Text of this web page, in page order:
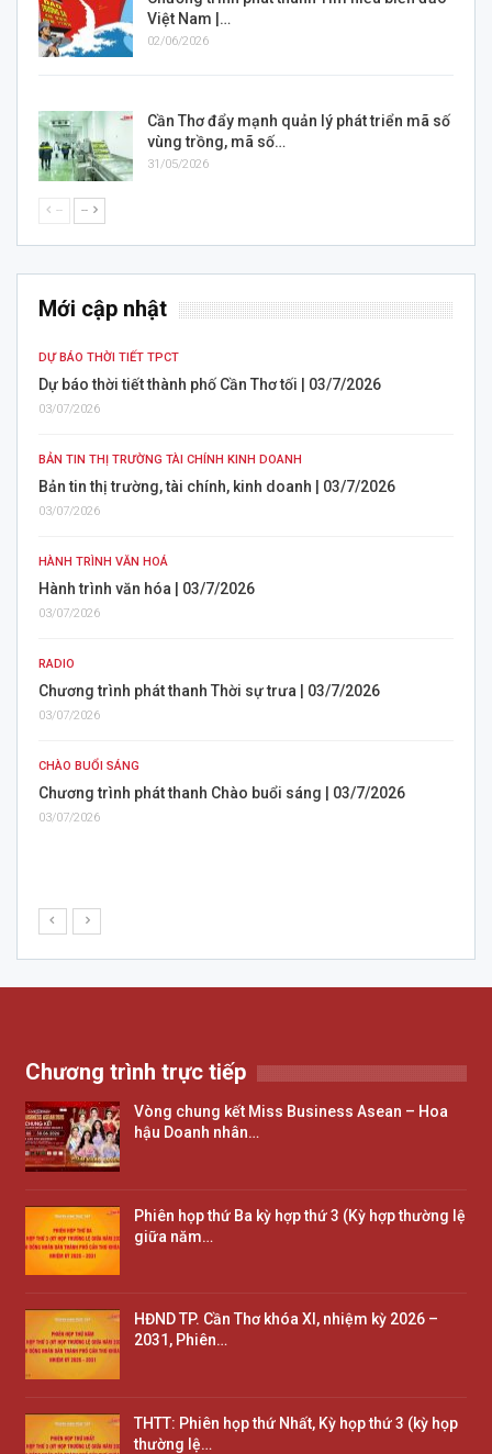
Việt Nam |…
02/06/2026
Cần Thơ đẩy mạnh quản lý phát triển mã số
vùng trồng, mã số…
31/05/2026
-- --
Mới cập nhật
2026
7/2026
THỜI SỰ ĐỊA PHƯƠNG
Mùa hè trải nghiệm – Hoàn thiện kỹ năng | Tây Đô
DỰ BÁO THỜI TIẾT TPCT
NHỊP SỐNG NGÀY MỚI
Chương trình trực tiếp
Vòng chung kết Miss Business Asean – Hoa
hậu Doanh nhân…
Phiên họp thứ Ba kỳ hợp thứ 3 (Kỳ hợp thường lệ
giữa năm…
HĐND TP. Cần Thơ khóa XI, nhiệm kỳ 2026 –
2031, Phiên…
THTT: Phiên họp thứ Nhất, Kỳ họp thứ 3 (kỳ họp
thường lệ…